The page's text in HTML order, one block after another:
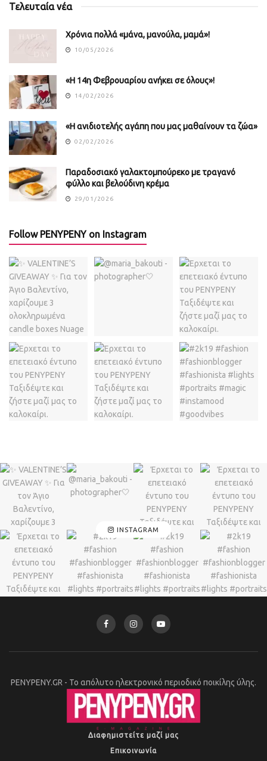
Τελευταία νέα
Χρόνια πολλά «μάνα, μανούλα, μαμά»!
10/05/2026
«Η 14η Φεβρουαρίου ανήκει σε όλους»!
14/02/2026
«Η ανιδιοτελής αγάπη που μας μαθαίνουν τα ζώα»
02/02/2026
Παραδοσιακό γαλακτομπούρεκο με τραγανό
φύλλο και βελούδινη κρέμα
29/01/2026
Follow PENYPENY on Instagram
INSTAGRAM
PENYPENY.GR - Το απόλυτο ηλεκτρονικό περιοδικό ποικίλης ύλης.
Διαφημιστείτε μαζί μας
Επικοινωνία